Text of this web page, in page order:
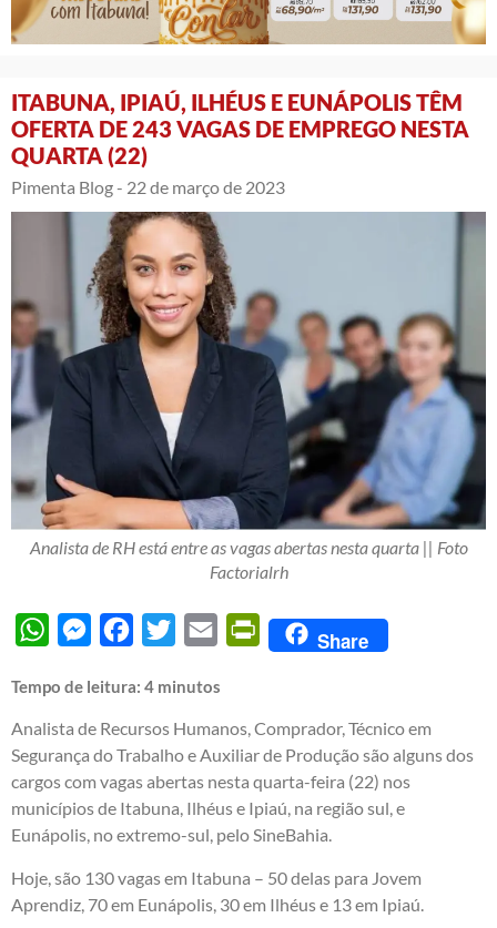
ITABUNA, IPIAÚ, ILHÉUS E EUNÁPOLIS TÊM
OFERTA DE 243 VAGAS DE EMPREGO NESTA
QUARTA (22)
Pimenta Blog - 22 de março de 2023
Analista de RH está entre as vagas abertas nesta quarta || Foto
Factorialrh
WhatsAppMessengerFacebook
Twitter Email PrintFriendly
Share
Tempo de leitura: 4 minutos
Analista de Recursos Humanos, Comprador, Técnico em
Segurança do Trabalho e Auxiliar de Produção são alguns dos
cargos com vagas abertas nesta quarta-feira (22) nos
municípios de Itabuna, Ilhéus e Ipiaú, na região sul, e
Eunápolis, no extremo-sul, pelo SineBahia.
Hoje, são 130 vagas em Itabuna – 50 delas para Jovem
Aprendiz, 70 em Eunápolis, 30 em Ilhéus e 13 em Ipiaú.